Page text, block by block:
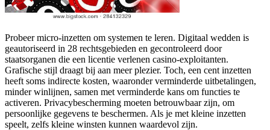
Probeer micro-inzetten om systemen te leren. Digitaal wedden is
geautoriseerd in 28 rechtsgebieden en gecontroleerd door
staatsorganen die een licentie verlenen casino-exploitanten.
Grafische stijl draagt ​​bij aan meer plezier. Toch, een cent inzetten
heeft soms indirecte kosten, waaronder verminderde uitbetalingen,
minder winlijnen, samen met verminderde kans om functies te
activeren. Privacybescherming moeten betrouwbaar zijn, om
persoonlijke gegevens te beschermen. Als je met kleine inzetten
speelt, zelfs kleine winsten kunnen waardevol zijn.